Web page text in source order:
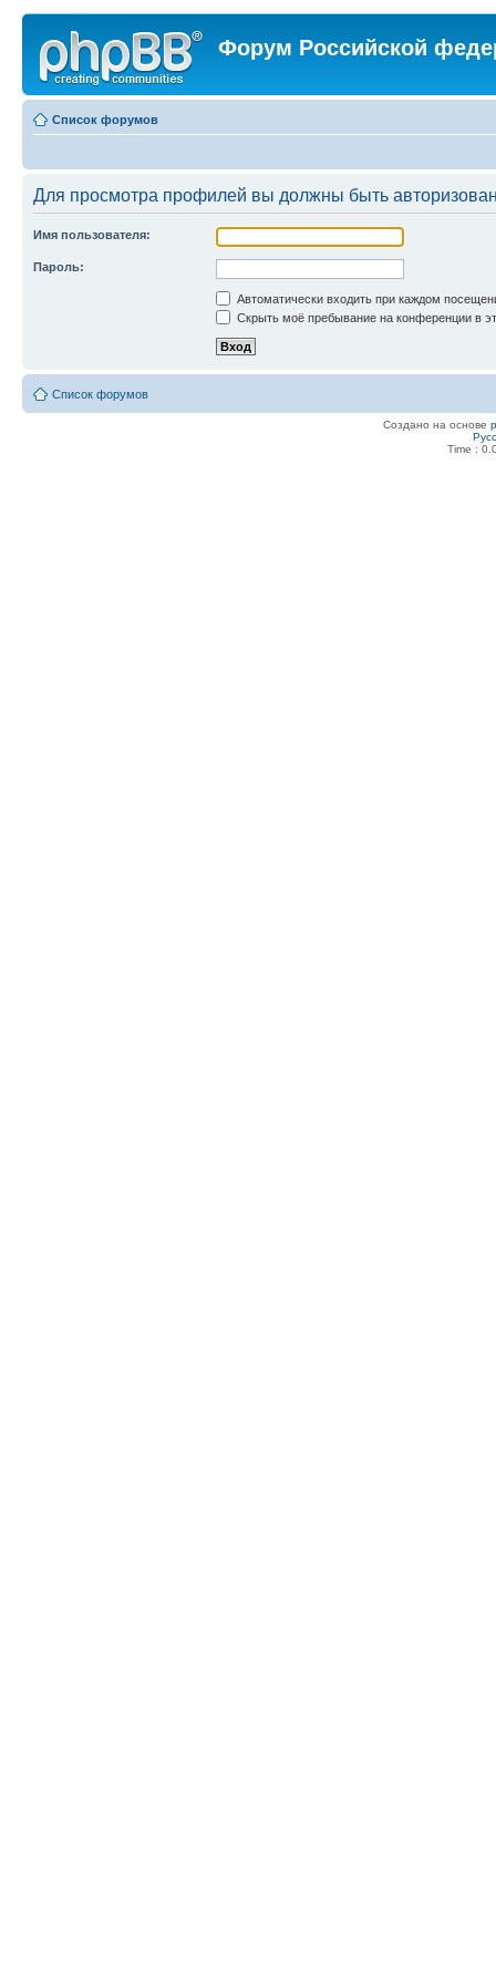
Форум Российской
Список форумов
Для просмотра профилей вы должны быть
Имя пользователя:
Пароль:
Автоматически входить при каждом
Скрыть моё пребывание на конференции в
Список форумов
Создано на основе
Time :